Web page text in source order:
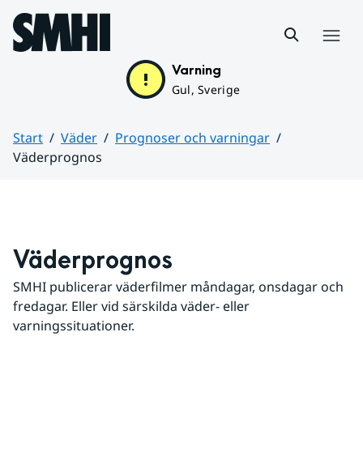
Hoppa till sidans innehåll
Varning
Gul, Sverige
Start Väder
Prognoser och varningar
Väderprognos
Väderprognos
SMHI publicerar väderfilmer måndagar, onsdagar och
fredagar. Eller vid särskilda väder- eller
varningssituationer.